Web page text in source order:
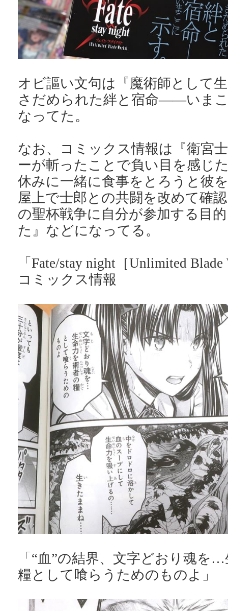
オビ謳い文句は『魔術師として
さだめられた絆と宿命――いま
なってた。
なお、コミックス情報は『衛宮
ーが斬ったことで負い目を感じ
休みに一緒に食事をとろうと彼
屋上で士郎との共闘を改めて確
の聖杯戦争に自分が参加する目
た』などになってる。
「Fate/stay night［Unlimited
コミックス情報
「“血”の結界、文字どおり魂を
糧として喰らうためのものよ」